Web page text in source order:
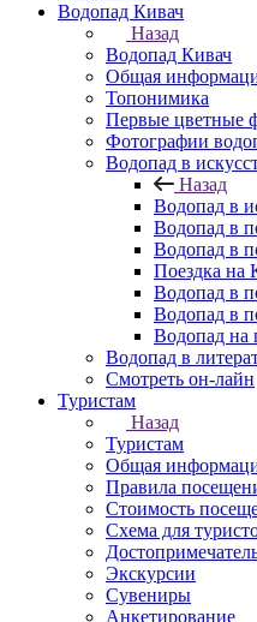
Водопад Кивач
Назад
Водопад Кивач
Общая
Топонимика
Первые цветные
Фотографии
Водопад в
Назад
Водопад в
Водопад в
Водопад в
Поездка на
Водопад в
Водопад в
Водопад на
Водопад в
Смотреть он-лайн
Туристам
Назад
Туристам
Общая
Правила
Стоимость
Схема для
Экскурсии
Сувениры
Анкетирование